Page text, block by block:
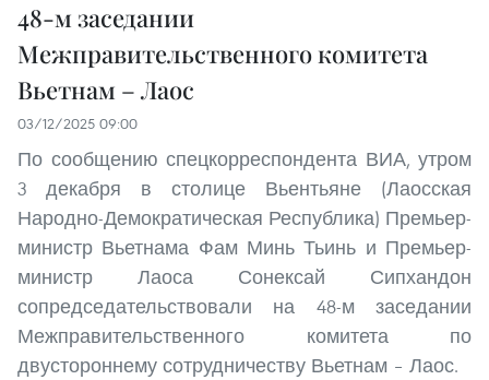
48-м заседании
Межправительственного комитета
Вьетнам – Лаос
03/12/2025 09:00
По сообщению спецкорреспондента ВИА, утром
3 декабря в столице Вьентьяне (Лаосская
Народно-Демократическая Республика) Премьер-
министр Вьетнама Фам Минь Тьинь и Премьер-
министр Лаоса Сонексай Сипхандон
сопредседательствовали на 48-м заседании
Межправительственного комитета по
двустороннему сотрудничеству Вьетнам – Лаос.